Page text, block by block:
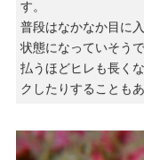
す。
普段はなかなか目に
状態になっていそう
払うほどヒレも長く
クしたりすることも